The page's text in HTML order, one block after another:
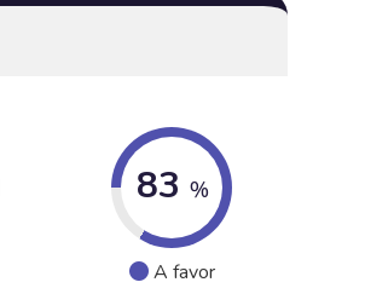
83 %
A favor